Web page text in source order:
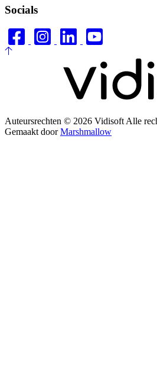
Socials
to top
Auteursrechten © 2026 Vidisoft Alle
Gemaakt doorMarshmallow